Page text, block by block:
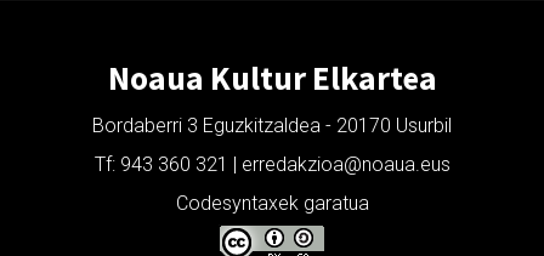
Noaua Kultur Elkartea
Bordaberri 3 Eguzkitzaldea - 20170 Usurbil
Tf: 943 360 321 | erredakzioa@noaua.eus
Codesyntaxek garatua